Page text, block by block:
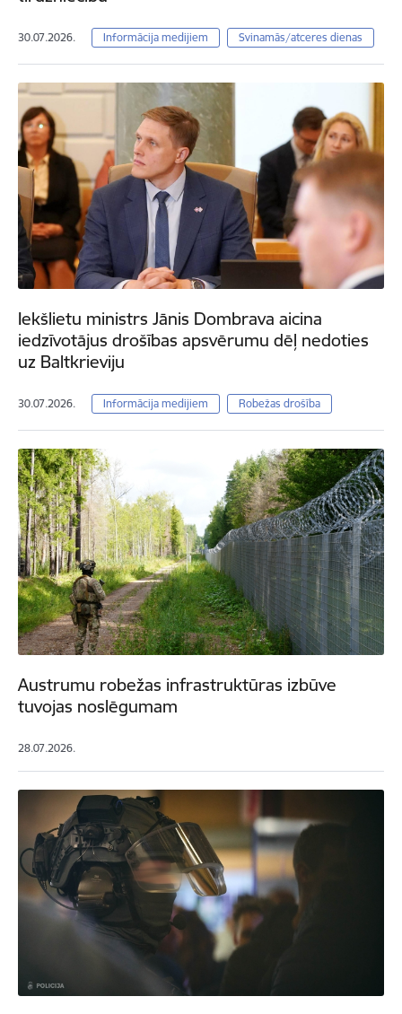
30.07.2026. Informācija medijiem Svinamās/atceres dienas
Iekšlietu ministrs Jānis Dombrava aicina
iedzīvotājus drošības apsvērumu dēļ nedoties
uz Baltkrieviju
30.07.2026. Informācija medijiem Robežas drošība
Austrumu robežas infrastruktūras izbūve
tuvojas noslēgumam
28.07.2026.